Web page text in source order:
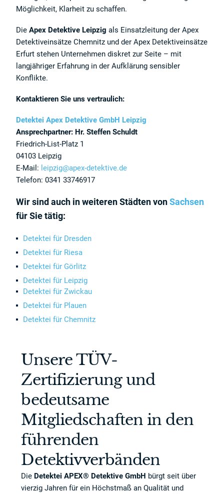
Möglichkeit, Klarheit zu schaffen.
DieApex Detektive Leipzig als Einsatzleitung der Apex
Detektiveinsätze Chemnitz und der Apex Detektiveinsätze
Erfurt stehen Unternehmen diskret zur Seite – mit
langjähriger Erfahrung in der Aufklärung sensibler
Konflikte.
Kontaktieren Sie uns vertraulich:
Detektei Apex Detektive GmbH Leipzig
Ansprechpartner: Hr. Steffen Schuldt
Friedrich-List-Platz 1
04103 Leipzig
E-Mail: leipzig@apex-detektive.de
Telefon: 0341 33746917
Wir sind auch in weiteren Städten vonSachsen
für Sie tätig:
Detektei für Dresden
Detektei für Riesa
Detektei für Görlitz
Detektei für Leipzig
Detektei für Zwickau
Detektei für Plauen
Detektei für Chemnitz
Unsere TÜV-
Zertifizierung und
bedeutsame
Mitgliedschaften in den
führenden
Detektivverbänden
Die Detektei APEX® Detektive GmbH bürgt seit über
vierzig Jahren für ein Höchstmaß an Qualität und